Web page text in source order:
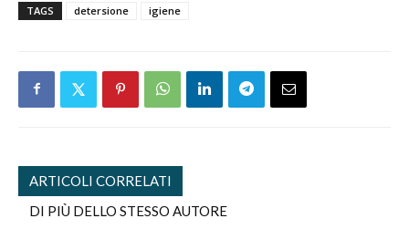
TAGS detersione igiene
ARTICOLI CORRELATI
DI PIÙ DELLO STESSO AUTORE